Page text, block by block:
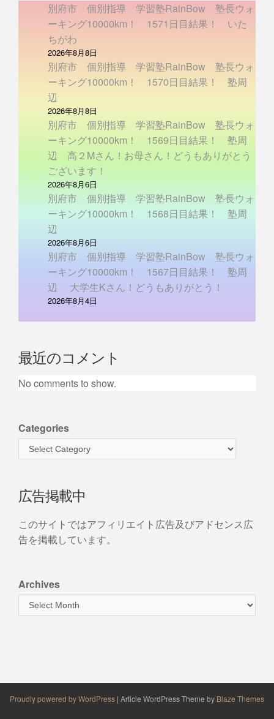
別府市 個別指導 学習塾RainBow 塾長ウォ
ーキング10000km！ 1571日目結果！ いた
ちがわ
2026年8月8日
別府市 個別指導 学習塾RainBow 塾長ウォ
ーキング10000km！ 1570日目結果！ 塾周
辺
2026年8月8日
別府市 個別指導 学習塾RainBow 塾長ウォ
ーキング10000km！ 1569日目結果！ 塾周
辺 高２Mさん！お母さん！どうもありがとう
ございます！
2026年8月6日
別府市 個別指導 学習塾RainBow 塾長ウォ
ーキング10000km！ 1568日目結果！ 塾周
辺
2026年8月6日
別府市 個別指導 学習塾RainBow 塾長ウォ
ーキング10000km！ 1567日目結果！ 塾周
辺 大学生Kさん！どうもありがとう！
2026年8月4日
最近のコメント
No comments to show.
Categories
広告掲載中
このサイトではアフィリエイト広告及びアドセンス広
告を掲載しています。
Archives
Proudly powered by WordPress | Article WordPress Theme by Blaze Themes